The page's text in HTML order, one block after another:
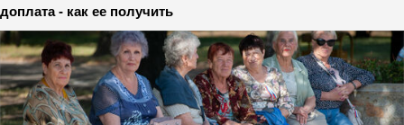
доплата - как ее получить